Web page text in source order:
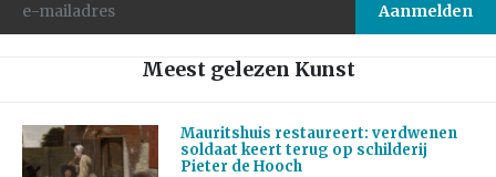
Meest gelezen Kunst
Mauritshuis restaureert: verdwenen
soldaat keert terug op schilderij
Pieter de Hooch